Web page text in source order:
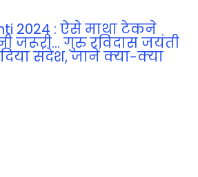
2024 : ऐसे माथा टेकने
जरूरी… गुरु रविदास जयंती
संदेश, जानें क्‍या-क्‍या